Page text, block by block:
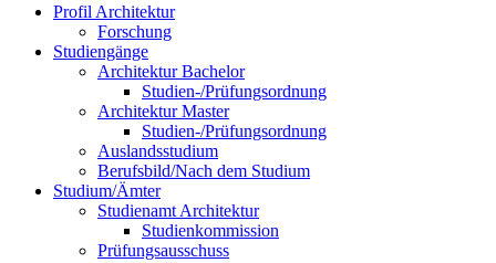
Profil Architektur
Forschung
Studiengänge
Architektur Bachelor
Studien-/Prüfungsordnung
Architektur Master
Studien-/Prüfungsordnung
Auslandsstudium
Berufsbild/Nach dem Studium
Studium/Ämter
Studienamt Architektur
Studienkommission
Prüfungsausschuss